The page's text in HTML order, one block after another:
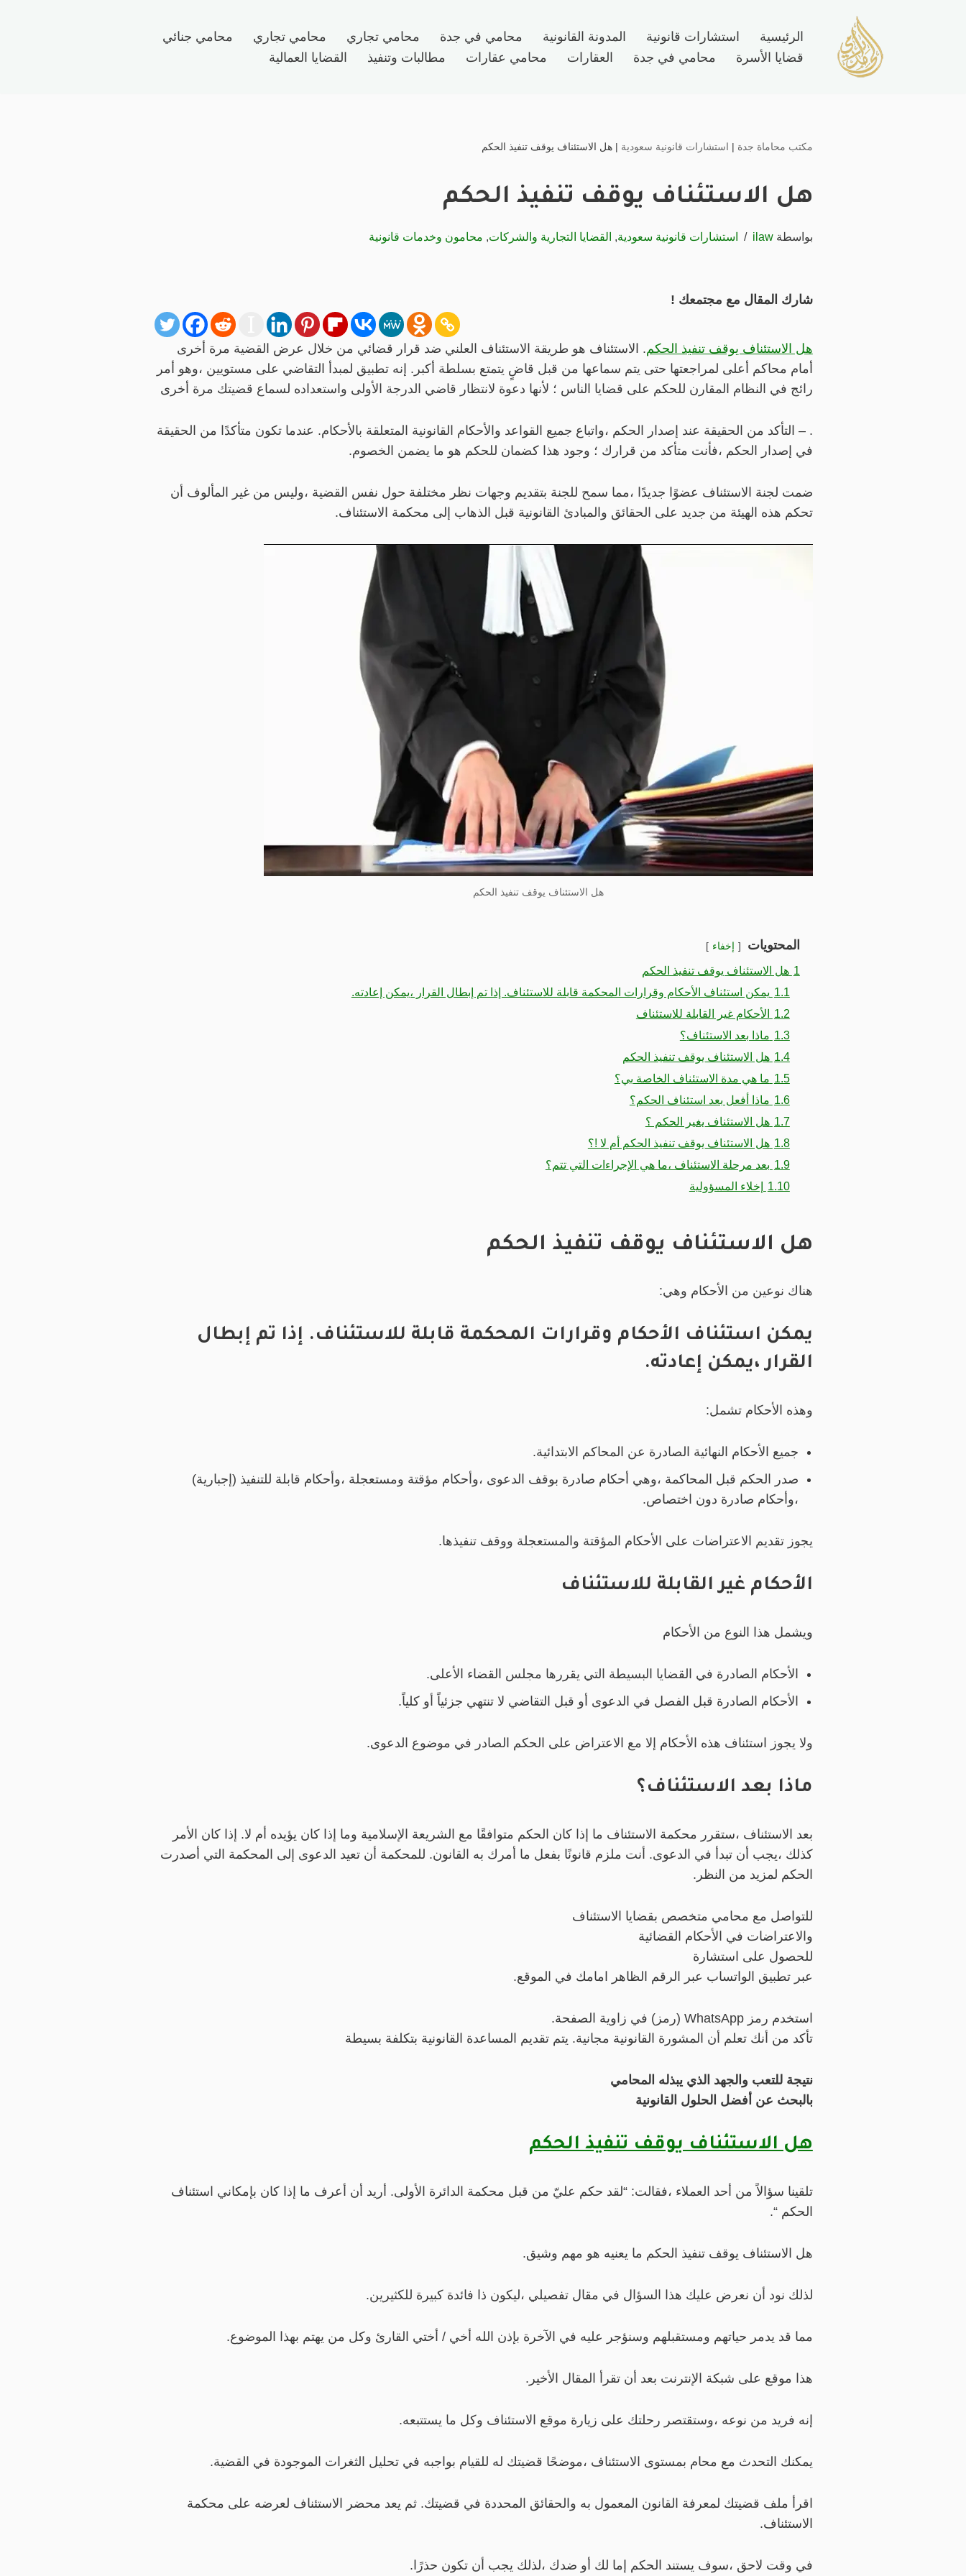
الرئيسية استشارات قانونية المدونة القانونية محامي في جدة محامي تجاري محامي تجاري
محامي جنائي
قضايا الأسرة
محامي في جدة العقارات محامي عقارات مطالبات وتنفيذ القضايا العمالية
مكتب محاماة جدة | استشارات قانونية سعودية |هل الاستئناف يوقف تنفيذ الحكم
هل الاستئناف يوقف تنفيذ الحكم
بواسطةilaw استشارات قانونية سعودية, القضايا التجارية والشركات, محامون وخدمات قانونية
شارك المقال مع مجتمعك !
هل الاستئناف يوقف تنفيذ الحكم. الاستئناف هو طريقة الاستئناف العلني ضد قرار قضائي من خلال عرض القضية مرة أخرى
أمام محاكم أعلى لمراجعتها حتى يتم سماعها من قبل قاضٍ يتمتع بسلطة أكبر. إنه تطبيق لمبدأ التقاضي على مستويين ،وهو أمر
رائج في النظام المقارن للحكم على قضايا الناس ؛ لأنها دعوة لانتظار قاضي الدرجة الأولى واستعداده لسماع قضيتك مرة أخرى
. – التأكد من الحقيقة عند إصدار الحكم ،واتباع جميع القواعد والأحكام القانونية المتعلقة بالأحكام. عندما تكون متأكدًا من الحقيقة
في إصدار الحكم ،فأنت متأكد من قرارك ؛ وجود هذا كضمان للحكم هو ما يضمن الخصوم.
ضمت لجنة الاستئناف عضوًا جديدًا ،مما سمح للجنة بتقديم وجهات نظر مختلفة حول نفس القضية ،وليس من غير المألوف أن
تحكم هذه الهيئة من جديد على الحقائق والمبادئ القانونية قبل الذهاب إلى محكمة الاستئناف.
هل الاستئناف يوقف تنفيذ الحكم
المحتويات إخفاء
1 هل الاستئناف يوقف تنفيذ الحكم
1.1 يمكن استئناف الأحكام وقرارات المحكمة قابلة للاستئناف. إذا تم إبطال القرار ،يمكن إعادته.
1.2 الأحكام غير القابلة للاستئناف
1.3 ماذا بعد الاستئناف؟
1.4 هل الاستئناف يوقف تنفيذ الحكم
1.5 ما هي مدة الاستئناف الخاصة بي؟
1.6 ماذا أفعل بعد استئناف الحكم؟
1.7 هل الاستئناف يغير الحكم ؟
1.8 هل الاستئناف يوقف تنفيذ الحكم أم لا !؟
1.9 بعد مرحلة الاستئناف ،ما هي الإجراءات التي تتم؟
1.10 إخلاء المسؤولية
هل الاستئناف يوقف تنفيذ الحكم
هناك نوعين من الأحكام وهي:
يمكن استئناف الأحكام وقرارات المحكمة قابلة للاستئناف. إذا تم إبطال
القرار ،يمكن إعادته.
وهذه الأحكام تشمل:
جميع الأحكام النهائية الصادرة عن المحاكم الابتدائية.
صدر الحكم قبل المحاكمة ،وهي أحكام صادرة بوقف الدعوى ،وأحكام مؤقتة ومستعجلة ،وأحكام قابلة للتنفيذ (إجبارية)
،وأحكام صادرة دون اختصاص.
يجوز تقديم الاعتراضات على الأحكام المؤقتة والمستعجلة ووقف تنفيذها.
الأحكام غير القابلة للاستئناف
ويشمل هذا النوع من الأحكام
الأحكام الصادرة في القضايا البسيطة التي يقررها مجلس القضاء الأعلى.
الأحكام الصادرة قبل الفصل في الدعوى أو قبل التقاضي لا تنتهي جزئياً أو كلياً.
ولا يجوز استئناف هذه الأحكام إلا مع الاعتراض على الحكم الصادر في موضوع الدعوى.
ماذا بعد الاستئناف؟
بعد الاستئناف ،ستقرر محكمة الاستئناف ما إذا كان الحكم متوافقًا مع الشريعة الإسلامية وما إذا كان يؤيده أم لا. إذا كان الأمر
كذلك ،يجب أن تبدأ في الدعوى. أنت ملزم قانونًا بفعل ما أمرك به القانون. للمحكمة أن تعيد الدعوى إلى المحكمة التي أصدرت
الحكم لمزيد من النظر.
للتواصل مع محامي متخصص بقضايا الاستئناف
والاعتراضات في الأحكام القضائية
للحصول على استشارة
عبر تطبيق الواتساب عبر الرقم الظاهر امامك في الموقع.
استخدم رمز WhatsApp (رمز) في زاوية الصفحة.
تأكد من أنك تعلم أن المشورة القانونية مجانية. يتم تقديم المساعدة القانونية بتكلفة بسيطة
نتيجة للتعب والجهد الذي يبذله المحامي
بالبحث عن أفضل الحلول القانونية
هل الاستئناف يوقف تنفيذ الحكم
تلقينا سؤالاً من أحد العملاء ،فقالت: “لقد حكم عليّ من قبل محكمة الدائرة الأولى. أريد أن أعرف ما إذا كان بإمكاني استئناف
الحكم “.
هل الاستئناف يوقف تنفيذ الحكم ما يعنيه هو مهم وشيق.
لذلك نود أن نعرض عليك هذا السؤال في مقال تفصيلي ،ليكون ذا فائدة كبيرة للكثيرين.
مما قد يدمر حياتهم ومستقبلهم وسنؤجر عليه في الآخرة بإذن الله أخي / أختي القارئ وكل من يهتم بهذا الموضوع.
هذا موقع على شبكة الإنترنت بعد أن تقرأ المقال الأخير.
إنه فريد من نوعه ،وستقتصر رحلتك على زيارة موقع الاستئناف وكل ما يستتبعه.
يمكنك التحدث مع محام بمستوى الاستئناف ،موضحًا قضيتك له للقيام بواجبه في تحليل الثغرات الموجودة في القضية.
اقرأ ملف قضيتك لمعرفة القانون المعمول به والحقائق المحددة في قضيتك. ثم يعد محضر الاستئناف لعرضه على محكمة
الاستئناف.
في وقت لاحق ،سوف يستند الحكم إما لك أو ضدك ،لذلك يجب أن تكون حذرًا.